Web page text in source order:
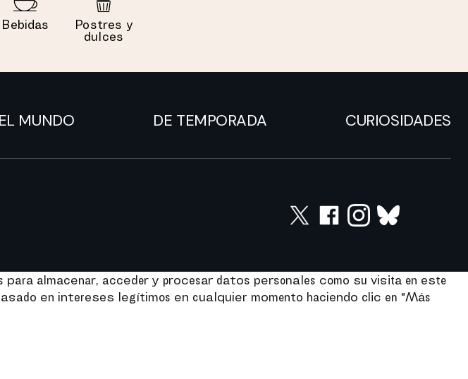
Bebidas
Postres y
dulces
MUNDO DE TEMPORADA CURIOSIDADES
almacenar, acceder y procesar datos personales como su visita en este
en intereses legítimos en cualquier momento haciendo clic en "Más